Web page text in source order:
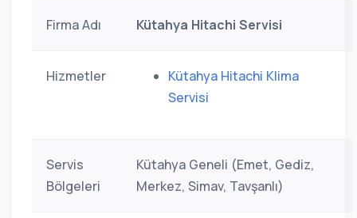
Firma Adı Kütahya Hitachi Servisi
Hizmetler
Kütahya Hitachi Klima
Servisi
Servis
Bölgeleri
Kütahya Geneli (Emet, Gediz,
Merkez, Simav, Tavşanlı)